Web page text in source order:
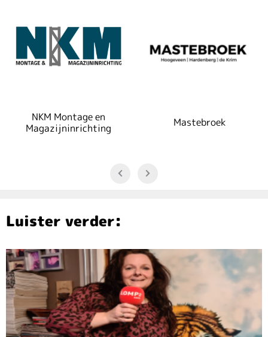
NKM Montage en
Magazijninrichting
Mastebroek
Luister verder: